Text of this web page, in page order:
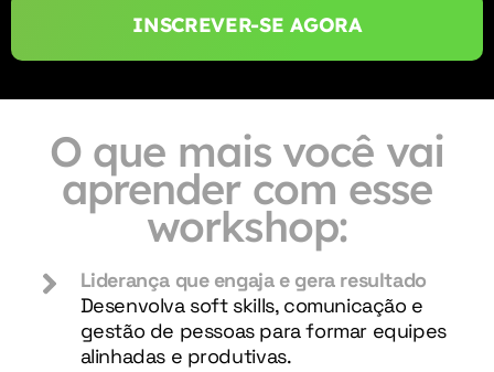
INSCREVER-SE AGORA
O que mais você vai
aprender com esse
workshop:
Liderança que engaja e gera resultado
Desenvolva soft skills, comunicação e
gestão de pessoas para formar equipes
alinhadas e produtivas.